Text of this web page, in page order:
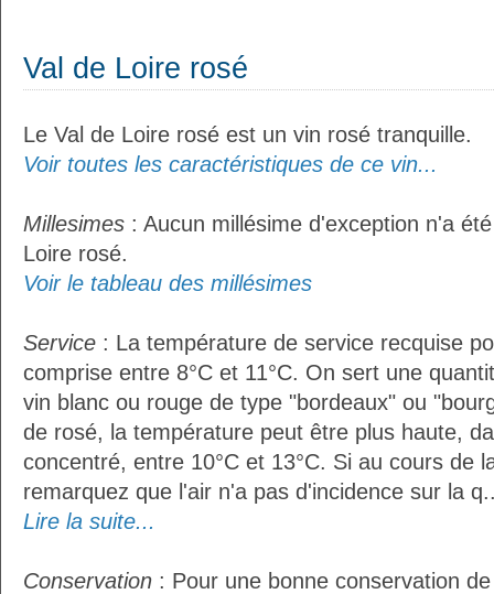
Val de Loire rosé
Le Val de Loire rosé est un vin rosé tranquille.
Voir toutes les caractéristiques de ce vin...
Millesimes : Aucun millésime d'exception n'a
Loire rosé.
Voir le tableau des millésimes
Service : La température de service recquise
comprise entre 8°C et 11°C. On sert une
vin blanc ou rouge de type "bordeaux" ou
de rosé, la température peut être plus haute,
concentré, entre 10°C et 13°C. Si au cours de
remarquez que l'air n'a pas d'incidence sur la
Lire la suite...
Conservation : Pour une bonne conservation